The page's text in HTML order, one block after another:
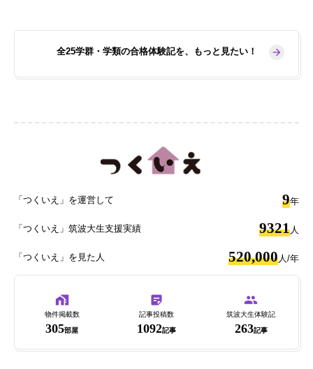
全25学群・学類の合格体験記を、もっと見たい！
「つくいえ」を運営して 9年
「つくいえ」筑波大生支援実績 9321人
「つくいえ」を見た人 520,000人/年
物件掲載数
305部屋
記事投稿数
1092記事
筑波大生体験記
263記事